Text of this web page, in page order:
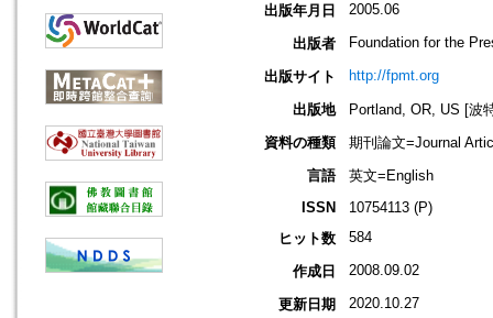
出版年月日 2005.06
出版者 Foundation for the
出版サイト http://fpmt.org
出版地
Portland, OR, US [波
資料の種類
期刊論文=Journal
言語
英文=English
ISSN
10754113 (P)
ヒット数
584
作成日 2008.09.02
更新日期 2020.10.27